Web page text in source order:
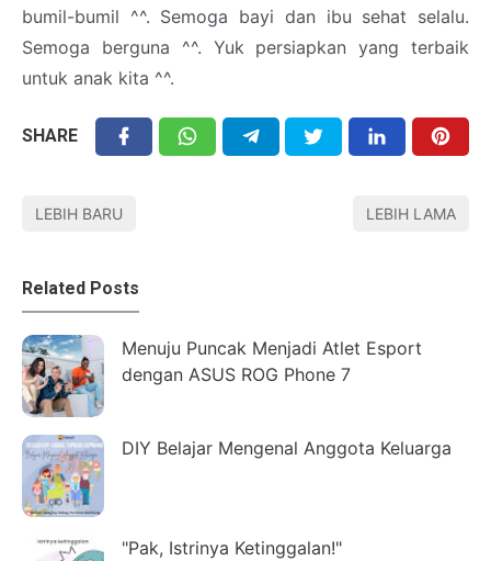
bumil-bumil ^^. Semoga bayi dan ibu sehat selalu.
Semoga berguna ^^. Yuk persiapkan yang terbaik
untuk anak kita ^^.
SHARE
LEBIH BARU LEBIH LAMA
Related Posts
Menuju Puncak Menjadi Atlet Esport
dengan ASUS ROG Phone 7
DIY Belajar Mengenal Anggota Keluarga
"Pak, Istrinya Ketinggalan!"